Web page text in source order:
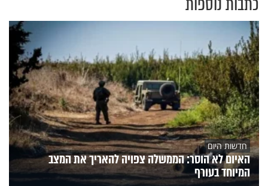
חדשות היום
האיום לא הוסר: הממשלה צפויה להאריך את המצב
המיוחד בעורף